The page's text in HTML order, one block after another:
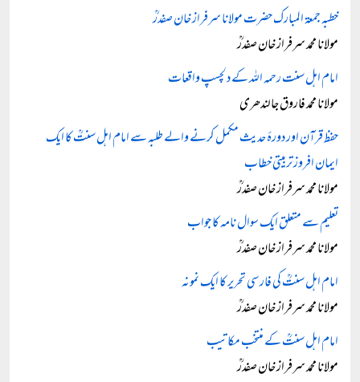
خطبہ جمعۃ المبارک حضرت مولانا سرفراز خان صفدرؒ
مولانا محمد سرفراز خان صفدرؒ
امام اہل سنت رحمہ اللہ کے دلچسپ واقعات
مولانا محمد فاروق جالندھری
حفظ قرآن اور دورۂ حدیث مکمل کرنے والے طلبہ سے امام اہل سنتؒ کا ایک
ایمان افروز تربیتی خطاب
مولانا محمد سرفراز خان صفدرؒ
تعلیم سے متعلق ایک سوال نامہ کا جواب
مولانا محمد سرفراز خان صفدرؒ
امام اہل سنتؒ کی فارسی تحریر کا ایک نمونہ
مولانا محمد سرفراز خان صفدرؒ
امام اہل سنتؒ کے منتخب مکاتیب
مولانا محمد سرفراز خان صفدرؒ